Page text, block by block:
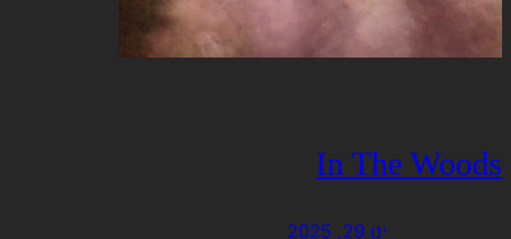
In The Woods
ינו 29, 2025